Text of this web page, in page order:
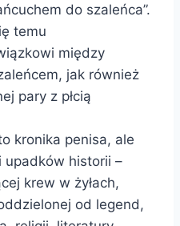
do szaleńca”.
temu
między
jak również
pary z płcią
kronika penisa, ale
historii –
krew w żyłach,
od legend,